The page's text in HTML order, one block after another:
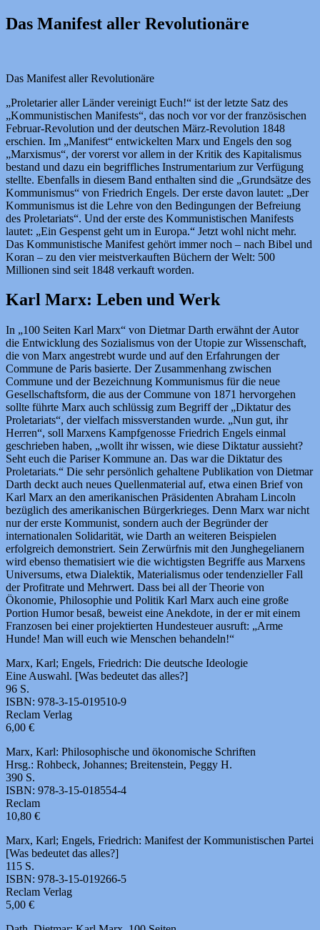
Das Manifest aller Revolutionäre
Das Manifest aller Revolutionäre
„Proletarier aller Länder vereinigt Euch!“ ist der letzte Satz des
„Kommunistischen Manifests“, das noch vor vor der französischen
Februar-Revolution und der deutschen März-Revolution 1848
erschien. Im „Manifest“ entwickelten Marx und Engels den sog
„Marxismus“, der vorerst vor allem in der Kritik des Kapitalismus
bestand und dazu ein begriffliches Instrumentarium zur Verfügung
stellte. Ebenfalls in diesem Band enthalten sind die „Grundsätze des
Kommunismus“ von Friedrich Engels. Der erste davon lautet: „Der
Kommunismus ist die Lehre von den Bedingungen der Befreiung
des Proletariats“. Und der erste des Kommunistischen Manifests
lautet: „Ein Gespenst geht um in Europa.“ Jetzt wohl nicht mehr.
Das Kommunistische Manifest gehört immer noch – nach Bibel und
Koran – zu den vier meistverkauften Büchern der Welt: 500
Millionen sind seit 1848 verkauft worden.
Karl Marx: Leben und Werk
In „100 Seiten Karl Marx“ von Dietmar Darth erwähnt der Autor
die Entwicklung des Sozialismus von der Utopie zur Wissenschaft,
die von Marx angestrebt wurde und auf den Erfahrungen der
Commune de Paris basierte. Der Zusammenhang zwischen
Commune und der Bezeichnung Kommunismus für die neue
Gesellschaftsform, die aus der Commune von 1871 hervorgehen
sollte führte Marx auch schlüssig zum Begriff der „Diktatur des
Proletariats“, der vielfach missverstanden wurde. „Nun gut, ihr
Herren“, soll Marxens Kampfgenosse Friedrich Engels einmal
geschrieben haben, „wollt ihr wissen, wie diese Diktatur aussieht?
Seht euch die Pariser Kommune an. Das war die Diktatur des
Proletariats.“ Die sehr persönlich gehaltene Publikation von Dietmar
Darth deckt auch neues Quellenmaterial auf, etwa einen Brief von
Karl Marx an den amerikanischen Präsidenten Abraham Lincoln
bezüglich des amerikanischen Bürgerkrieges. Denn Marx war nicht
nur der erste Kommunist, sondern auch der Begründer der
internationalen Solidarität, wie Darth an weiteren Beispielen
erfolgreich demonstriert. Sein Zerwürfnis mit den Junghegelianern
wird ebenso thematisiert wie die wichtigsten Begriffe aus Marxens
Universums, etwa Dialektik, Materialismus oder tendenzieller Fall
der Profitrate und Mehrwert. Dass bei all der Theorie von
Ökonomie, Philosophie und Politik Karl Marx auch eine große
Portion Humor besaß, beweist eine Anekdote, in der er mit einem
Franzosen bei einer projektierten Hundesteuer ausruft: „Arme
Hunde! Man will euch wie Menschen behandeln!“
Marx, Karl; Engels, Friedrich: Die deutsche Ideologie
Eine Auswahl. [Was bedeutet das alles?]
96 S.
ISBN: 978-3-15-019510-9
Reclam Verlag
6,00 €
Marx, Karl: Philosophische und ökonomische Schriften
Hrsg.: Rohbeck, Johannes; Breitenstein, Peggy H.
390 S.
ISBN: 978-3-15-018554-4
Reclam
10,80 €
Marx, Karl; Engels, Friedrich: Manifest der Kommunistischen Partei
[Was bedeutet das alles?]
115 S.
ISBN: 978-3-15-019266-5
Reclam Verlag
5,00 €